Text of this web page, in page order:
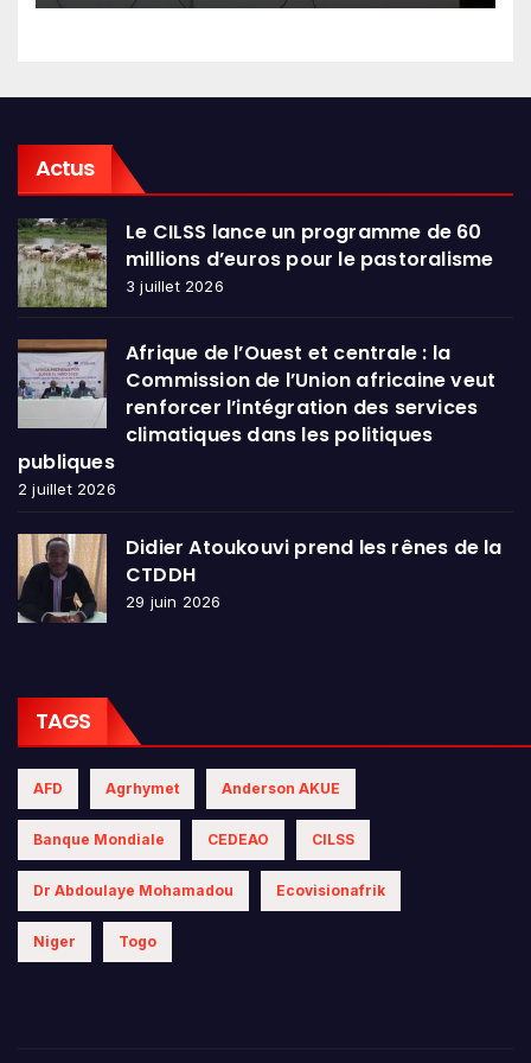
Actus
Le CILSS lance un programme de 60
millions d’euros pour le pastoralisme
3 juillet 2026
Afrique de l’Ouest et centrale : la
Commission de l’Union africaine veut
renforcer l’intégration des services
climatiques dans les politiques
publiques
2 juillet 2026
Didier Atoukouvi prend les rênes de la
CTDDH
29 juin 2026
TAGS
AFD Agrhymet Anderson AKUE
Banque Mondiale CEDEAO CILSS
Dr Abdoulaye Mohamadou Ecovisionafrik
Niger Togo